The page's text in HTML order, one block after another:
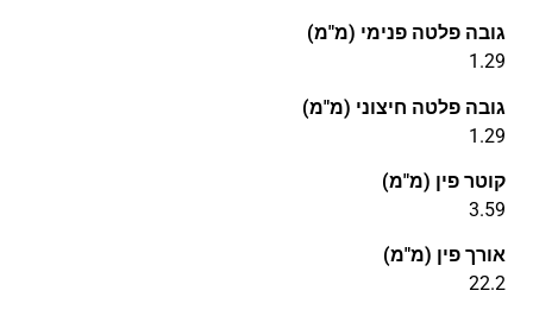
גובה פלטה פנימי (מ"מ)
1.29
גובה פלטה חיצוני (מ"מ)
1.29
קוטר פין (מ"מ)
3.59
אורך פין (מ"מ)
22.2